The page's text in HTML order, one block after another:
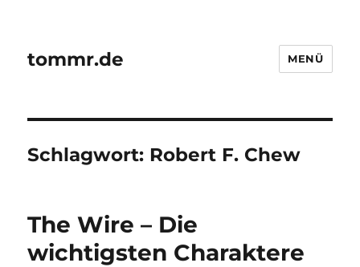
tommr.de MENÜ
Schlagwort: Robert F. Chew
The Wire – Die
wichtigsten Charaktere